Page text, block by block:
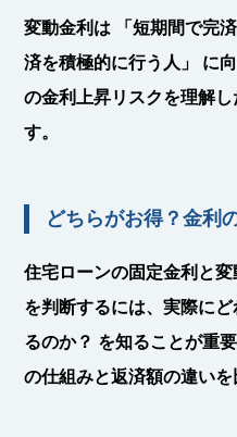
変動金利は
「短期間で完
済を積極的に行う人」
に
の金利上昇リスクを理解
す。
どちらがお得？金利
住宅ローンの固定金利と
を判断するには、実際に
るのか？ を知ることが重
の仕組みと返済額の違いを